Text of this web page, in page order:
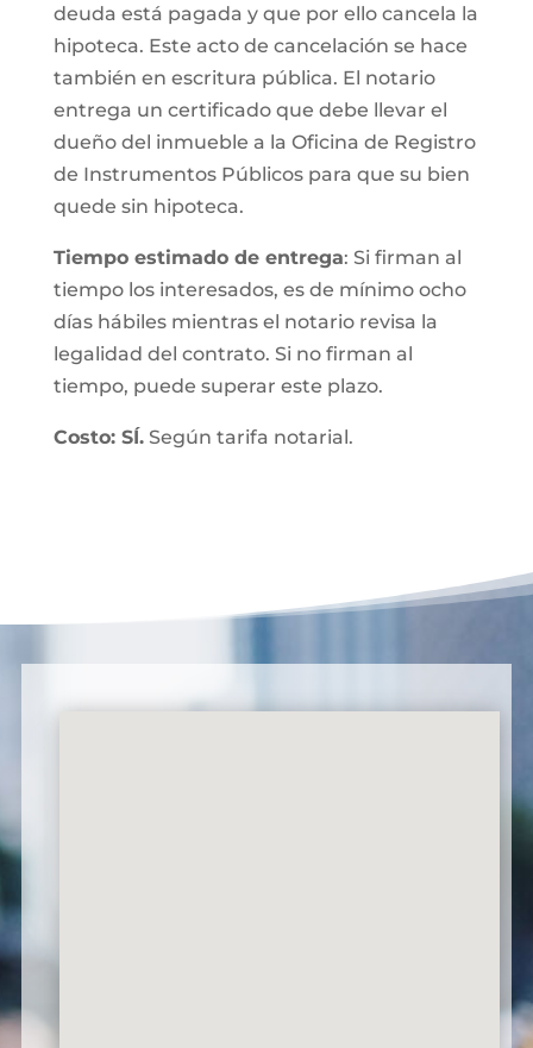
deuda está pagada y que por ello cancela la
hipoteca. Este acto de cancelación se hace
también en escritura pública. El notario
entrega un certificado que debe llevar el
dueño del inmueble a la Oficina de Registro
de Instrumentos Públicos para que su bien
quede sin hipoteca.
Tiempo estimado de entrega: Si firman al
tiempo los interesados, es de mínimo ocho
días hábiles mientras el notario revisa la
legalidad del contrato. Si no firman al
tiempo, puede superar este plazo.
Costo: SÍ.Según tarifa notarial.